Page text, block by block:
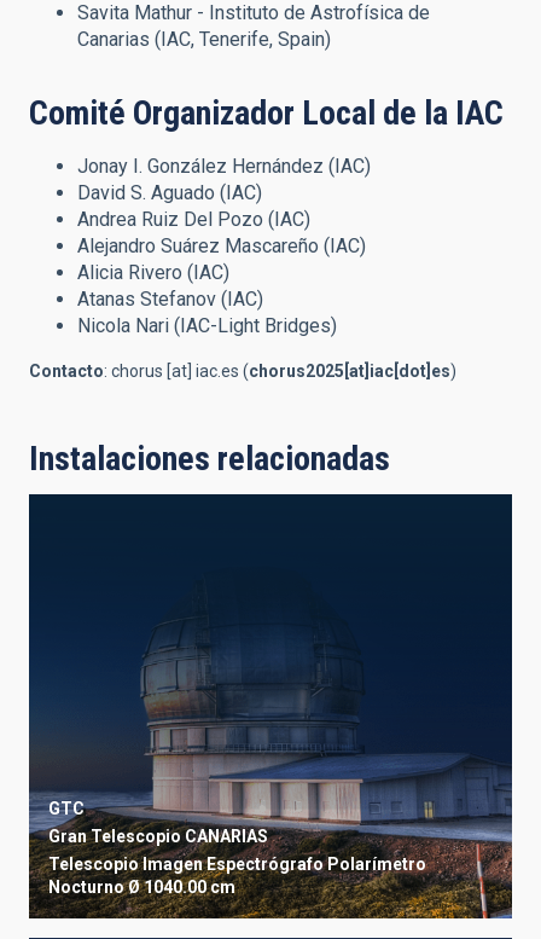
Savita Mathur - Instituto de Astrofísica de
Canarias (IAC, Tenerife, Spain)
Comité Organizador Local de la IAC
Jonay I. González Hernández (IAC)
David S. Aguado (IAC)
Andrea Ruiz Del Pozo (IAC)
Alejandro Suárez Mascareño (IAC)
Alicia Rivero (IAC)
Atanas Stefanov (IAC)
Nicola Nari (IAC-Light Bridges)
Contacto: chorus [at] iac.es (chorus2025[at]iac[dot]es)
Instalaciones relacionadas
GTC
Gran Telescopio CANARIAS
TelescopioImagenEspectrógrafoPolarímetro
NocturnoØ 1040.00 cm